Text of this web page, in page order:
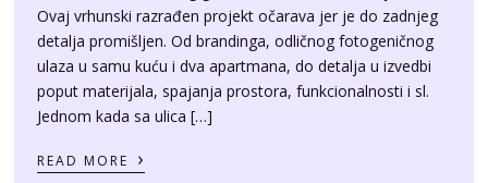
detalja promišljen. Od brandinga, odličnog fotogeničnog
ulaza u samu kuću i dva apartmana, do detalja u izvedbi
poput materijala, spajanja prostora, funkcionalnosti i sl.
Jednom kada sa ulica […]
READ MORE ›